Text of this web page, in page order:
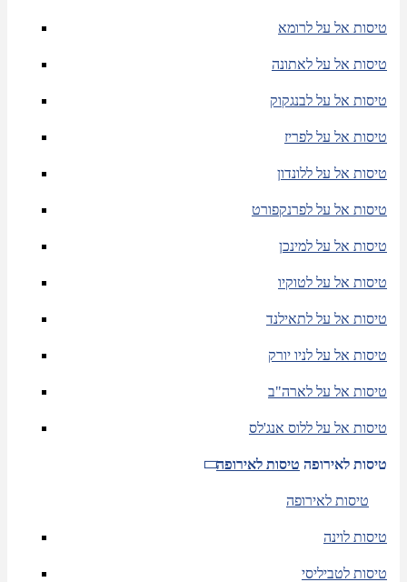
טיסות אל על לרומא
טיסות אל על לאתונה
טיסות אל על לבנגקוק
טיסות אל על לפריז
טיסות אל על ללונדון
טיסות אל על לפרנקפורט
טיסות אל על למינכן
טיסות אל על לטוקיו
טיסות אל על לתאילנד
טיסות אל על לניו יורק
טיסות אל על לארה"ב
טיסות אל על ללוס אנג'לס
טיסות לאירופה טיסות לאירופה
טיסות לאירופה
טיסות לוינה
טיסות לטביליסי